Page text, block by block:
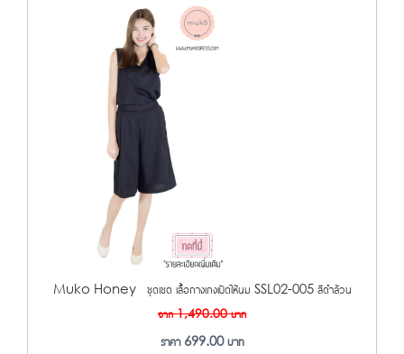
Muko Honey ชุดเซต เสื้อกางเกงเปิดให้นม SSL02-005 สีดำล้วน
จาก1,490.00บาท
ราคา 699.00บาท